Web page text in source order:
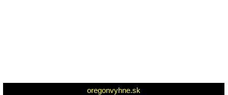
oregonvyhne.sk